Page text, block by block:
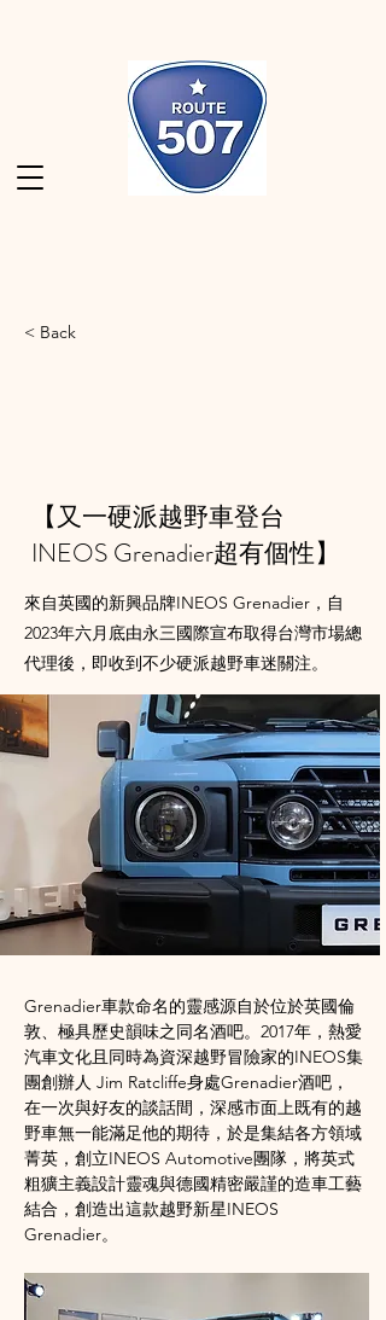
< Back
【又一硬派越野車登台
INEOS Grenadier超有個性】
來自英國的新興品牌INEOS Grenadier，自
2023年六月底由永三國際宣布取得台灣市場總
代理後，即收到不少硬派越野車迷關注。
Grenadier車款命名的靈感源自於位於英國倫
敦、極具歷史韻味之同名酒吧。2017年，熱愛
汽車文化且同時為資深越野冒險家的INEOS集
團創辦人 Jim Ratcliffe身處Grenadier酒吧，
在一次與好友的談話間，深感市面上既有的越
野車無一能滿足他的期待，於是集結各方領域
菁英，創立INEOS Automotive團隊，將英式
粗獷主義設計靈魂與德國精密嚴謹的造車工藝
結合，創造出這款越野新星INEOS
Grenadier。